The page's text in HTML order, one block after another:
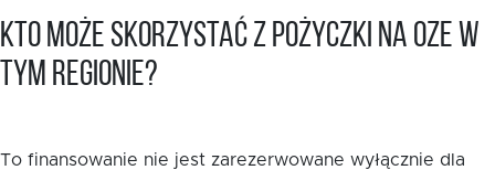
Kto może skorzystać z pożyczki na OZE w
tym regionie?
To finansowanie nie jest zarezerwowane wyłącznie dla